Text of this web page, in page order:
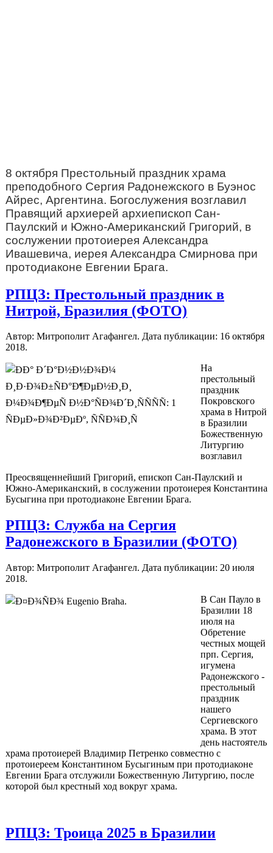
8 октября Престольный праздник храма
преподобного Сергия Радонежского в Буэнос
Айрес, Аргентина. Богослужения возглавил
Правящий архиерей архиепископ Сан-
Паулский и Южно-Американский Григорий, в
сослужении протоиерея Александра
Ивашевича, иерея Александра Смирнова при
протодиаконе Евгении Брага.
РПЦЗ: Престольный праздник в
Нитрой, Бразилия (ФОТО)
Автор: Митрополит Агафангел. Дата публикации: 16 октября
2018.
На
престольный
праздник
Покровского
храма в Нитрой
в Бразилии
Божественную
Литургию
возглавил
Преосвященнейший Григорий, епископ Сан-Паулский и
Южно-Американский, в сослужении протоиерея Константина
Бусыгина при протодиаконе Евгении Брага.
РПЦЗ: Служба на Сергия
Радонежского в Бразилии (ФОТО)
Автор: Митрополит Агафангел. Дата публикации: 20 июля
2018.
В Сан Пауло в
Бразилии 18
июля на
Обретение
честных мощей
прп. Сергия,
игумена
Радонежского -
престольный
праздник
нашего
Сергиевского
храма. В этот
день настоятель
храма протоиерей Владимир Петренко совместно с
протоиереем Константином Бусыгиным при протодиаконе
Евгении Брага отслужили Божественную Литургию, после
которой был крестный ход вокруг храма.
РПЦЗ: Троица 2025 в Бразилии